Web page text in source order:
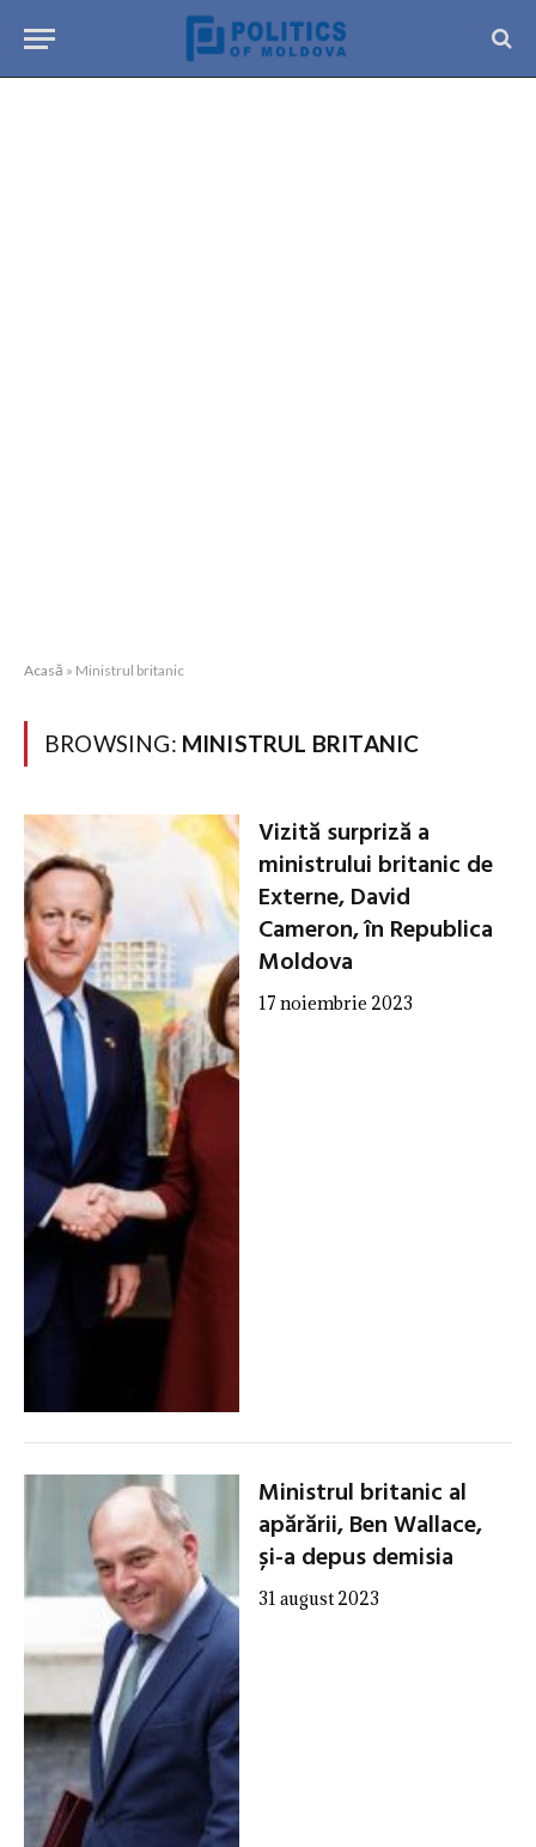
Acasă » Ministrul britanic
BROWSING: MINISTRUL BRITANIC
Vizită surpriză a
ministrului britanic de
Externe, David
Cameron, în Republica
Moldova
17 noiembrie 2023
Ministrul britanic al
apărării, Ben Wallace,
și-a depus demisia
31 august 2023